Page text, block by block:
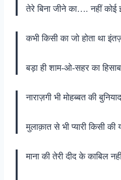
तेरे बिना जीने का…. नहीं कोई
कभी किसी का जो होता था
बड़ा ही शाम-ओ-सहर का
नाराज़गी भी मोहब्बत की
मुलाक़ात से भी प्यारी किसी की
माना की तेरी दीद के काबिल